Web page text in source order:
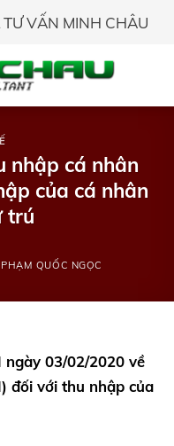
VẤN MINH CHÂU
nhập cá nhân
của cá nhân
trú
PHẠM QUỐC NGỌC
ngày 03/02/2020 về
đối với thu nhập của